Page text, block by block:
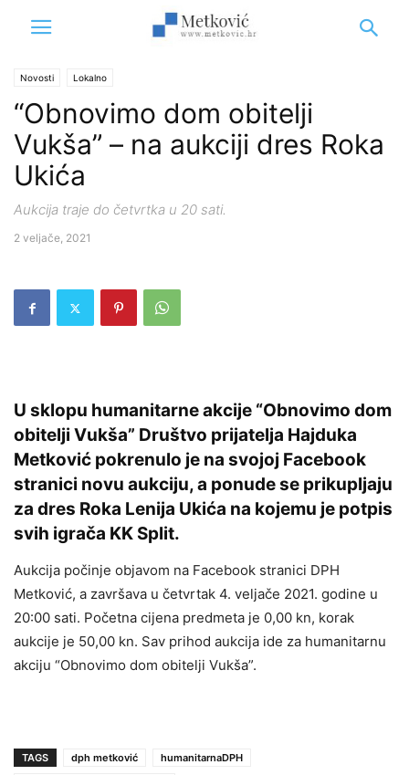
Novosti Lokalno
“Obnovimo dom obitelji
Vukša” – na aukciji dres Roka
Ukića
Aukcija traje do četvrtka u 20 sati.
2 veljače, 2021
U sklopu humanitarne akcije “Obnovimo dom
obitelji Vukša” Društvo prijatelja Hajduka
Metković pokrenulo je na svojoj Facebook
stranici novu aukciju, a ponude se prikupljaju
za dres Roka Lenija Ukića na kojemu je potpis
svih igrača KK Split.
Aukcija počinje objavom na Facebook stranici DPH
Metković, a završava u četvrtak 4. veljače 2021. godine u
20:00 sati. Početna cijena predmeta je 0,00 kn, korak
aukcije je 50,00 kn. Sav prihod aukcija ide za humanitarnu
akciju “Obnovimo dom obitelji Vukša”.
TAGS dph metković
humanitarnaDPH